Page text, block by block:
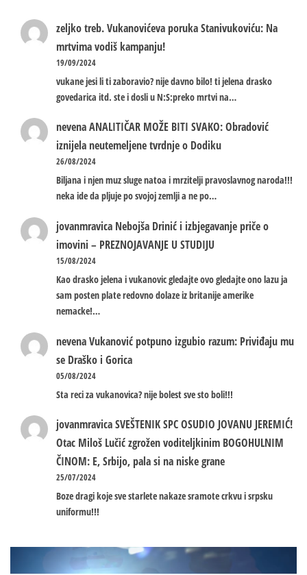
zeljko treb.Vukanovićeva poruka Stanivukoviću: Na
mrtvima vodiš kampanju!
19/09/2024
vukane jesi li ti zaboravio? nije davno bilo! ti jelena drasko
govedarica itd. ste i dosli u N:S:preko mrtvi na…
nevenaANALITIČAR MOŽE BITI SVAKO: Obradović
iznijela neutemeljene tvrdnje o Dodiku
26/08/2024
Biljana i njen muz sluge natoa i mrzitelji pravoslavnog naroda!!!
neka ide da pljuje po svojoj zemlji a ne po…
jovanmravica Nebojša Drinić i izbjegavanje priče o
imovini – PREZNOJAVANJE U STUDIJU
15/08/2024
Kao drasko jelena i vukanovic gledajte ovo gledajte ono lazu ja
sam posten plate redovno dolaze iz britanije amerike
nemacke!…
nevenaVukanović potpuno izgubio razum: Priviđaju mu
se Draško i Gorica
05/08/2024
Sta reci za vukanovica? nije bolest sve sto boli!!!
jovanmravicaSVEŠTENIK SPC OSUDIO JOVANU JEREMIĆ!
Otac Miloš Lučić zgrožen voditeljkinim BOGOHULNIM
ČINOM: E, Srbijo, pala si na niske grane
25/07/2024
Boze dragi koje sve starlete nakaze sramote crkvu i srpsku
uniformu!!!